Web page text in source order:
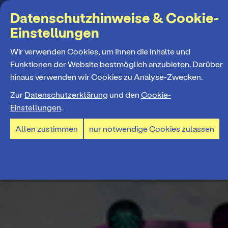
Suchbegriff
MENÜ
Programm
Spielplan
Spielzeiteröffnung
Tickets und Abos
Ticketpreise & Saalplan
Mitmachen
Datenschutzhinweise & Cookie-
Einstellungen
Wir verwenden Cookies, um Ihnen die Inhalte und
Funktionen der Website bestmöglich anzubieten. Darüber
hinaus verwenden wir Cookies zu Analyse-Zwecken.
Zur Datenschutzerklärung und den Cookie-
Einstellungen.
Allen zustimmen nur notwendige Cookies zulassen